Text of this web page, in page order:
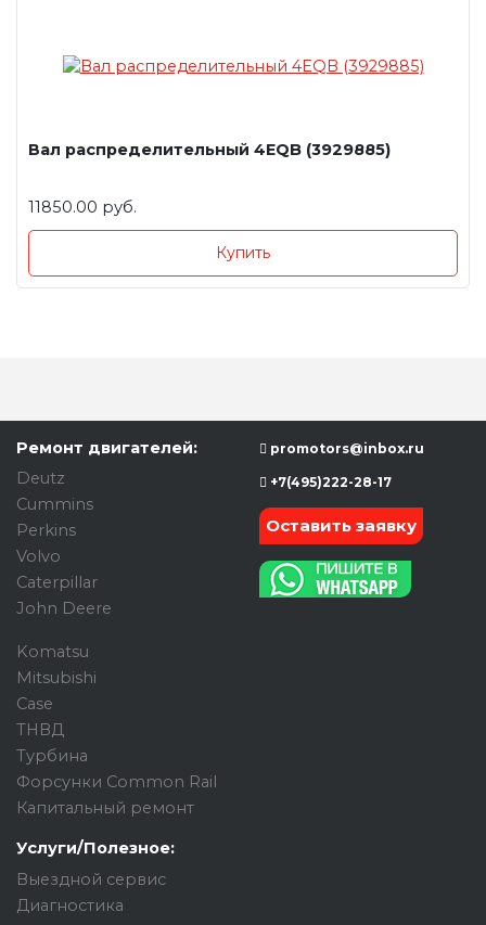
Вал распределительный 4EQB (3929885)
11850.00 руб.
Купить
Ремонт двигателей:
Deutz
Cummins
Perkins
Volvo
Caterpillar
John Deere
Komatsu
Mitsubishi
Case
ТНВД
Турбина
Форсунки Common Rail
Капитальный ремонт
Услуги/Полезное:
Выездной сервис
Диагностика
promotors@inbox.ru
+7(495)222-28-17
Оставить заявку